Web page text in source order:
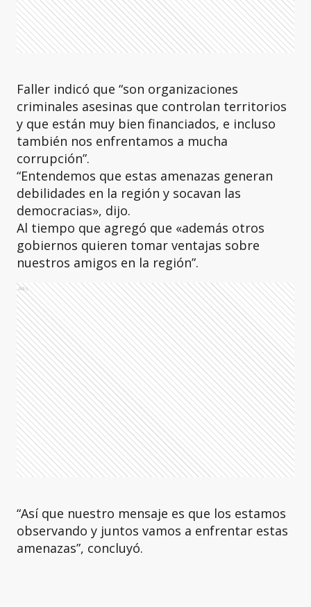
Faller indicó que “son organizaciones
criminales asesinas que controlan territorios
y que están muy bien financiados, e incluso
también nos enfrentamos a mucha
corrupción”.
“Entendemos que estas amenazas generan
debilidades en la región y socavan las
democracias», dijo.
Al tiempo que agregó que «además otros
gobiernos quieren tomar ventajas sobre
nuestros amigos en la región”.
Ads
“Así que nuestro mensaje es que los estamos
observando y juntos vamos a enfrentar estas
amenazas”, concluyó.